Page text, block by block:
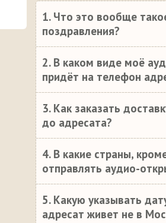
1. Что это вообще
поздравления?
2. В каком виде моё
придёт на телефон
3. Как заказать
до адресата?
4. В какие страны,
отправлять аудио-
5. Какую указывать
адресат живет не в